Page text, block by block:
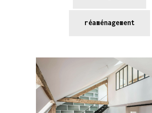
réaménagement